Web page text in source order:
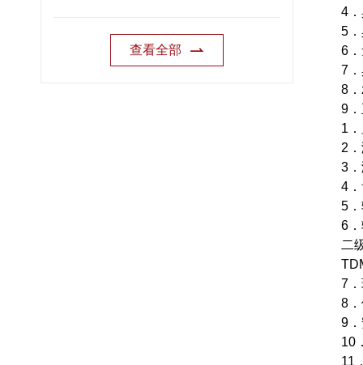
查看全部
4
5
6
7
8
9
1
2
3
4
5
6
二
7
8
9
10
11